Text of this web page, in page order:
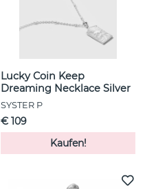
Lucky Coin Keep
Dreaming Necklace Silver
SYSTER P
€ 109
Kaufen!